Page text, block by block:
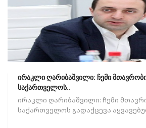
ირაკლი ღარიბაშვილი: ჩემი
საქართველოს..
ირაკლი ღარიბაშვილი: ჩემი
საქართველოს გადაქცევა